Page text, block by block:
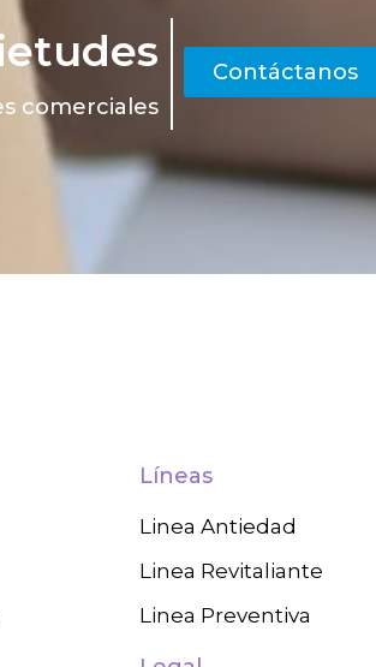
comerciales
Contáctanos
Líneas
Linea Antiedad
Linea Revitaliante
Linea Preventiva